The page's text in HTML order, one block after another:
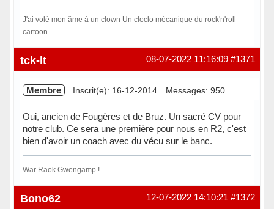
J'ai volé mon âme à un clown Un cloclo mécanique du rock'n'roll
cartoon
Hors ligne #1371
08-07-2022 11:16:09
tck-lt
Membre Inscrit(e): 16-12-2014 Messages: 950
Oui, ancien de Fougères et de Bruz. Un sacré CV pour
notre club. Ce sera une première pour nous en R2, c'est
bien d'avoir un coach avec du vécu sur le banc.
War Raok Gwengamp !
Hors ligne #1372
12-07-2022 14:10:21
Bono62